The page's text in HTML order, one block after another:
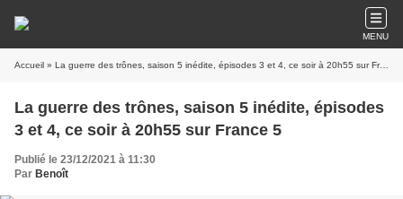
MENU
Accueil » La guerre des trônes, saison 5 inédite, épisodes 3 et 4, ce soir à 20h55 sur France 5
La guerre des trônes, saison 5 inédite, épisodes
3 et 4, ce soir à 20h55 sur France 5
Publié le 23/12/2021 à 11:30
Par Benoît